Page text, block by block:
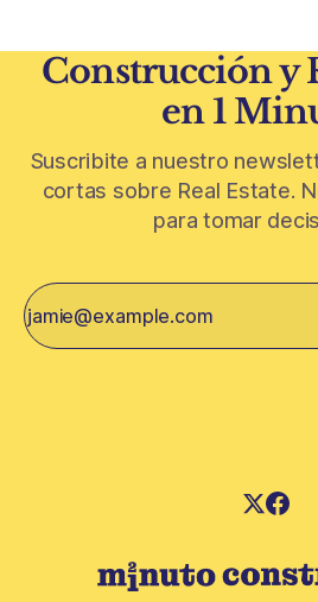
Construcción y
en 1
Suscribite a nuestro
cortas sobre Real Estate.
para tomar